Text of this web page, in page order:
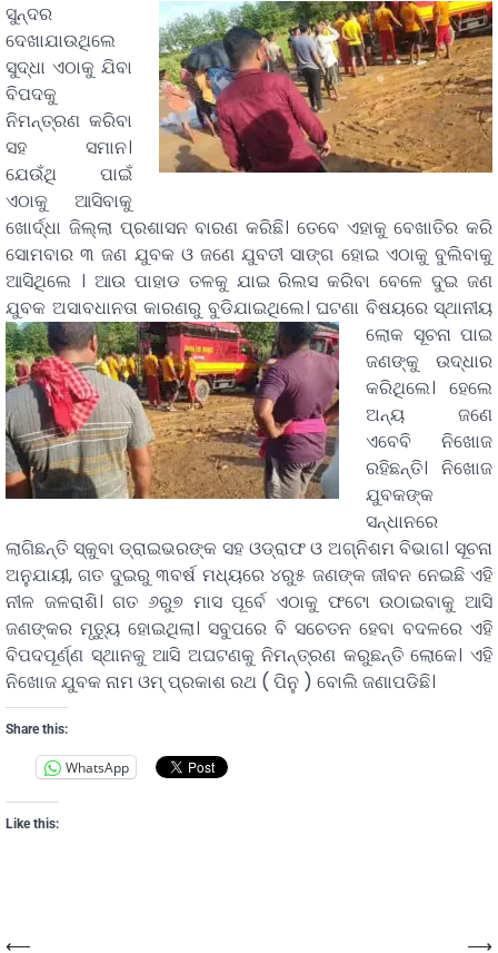
ସୁନ୍ଦର
ଦେଖାଯାଉଥିଲେ
ସୁଦ୍ଧା ଏଠାକୁ ଯିବା
ବିପଦକୁ
ନିମନ୍ତ୍ରଣ କରିବା
ସହ ସମାନ।
ଯେଉଁଥି ପାଇଁ
ଏଠାକୁ ଆସିବାକୁ
ଖୋର୍ଦ୍ଧା ଜିଲ୍ଲା ପ୍ରଶାସନ ବାରଣ କରିଛି। ତେବେ ଏହାକୁ ବେଖାତିର କରି
ସୋମବାର ୩ ଜଣ ଯୁବକ ଓ ଜଣେ ଯୁବତୀ ସାଙ୍ଗ ହୋଇ ଏଠାକୁ ବୁଲିବାକୁ
ଆସିଥିଲେ । ଆଉ ପାହାଡ ତଳକୁ ଯାଇ ରିଲସ କରିବା ବେଳେ ଦୁଇ ଜଣ
ଯୁବକ ଅସାବଧାନତା କାରଣରୁ ବୁଡିଯାଇଥିଲେ। ଘଟଣା ବିଷୟରେ ସ୍ଥାନୀୟ
ଲୋକ ସୂଚନା ପାଇ
ଜଣଙ୍କୁ ଉଦ୍ଧାର
କରିଥିଲେ। ହେଲେ
ଅନ୍ୟ ଜଣେ
ଏବେବି ନିଖୋଜ
ରହିଛନ୍ତି। ନିଖୋଜ
ଯୁବକଙ୍କ
ସନ୍ଧାନରେ
ଲାଗିଛନ୍ତି ସ୍କୁବା ଡ୍ରାଇଭରଙ୍କ ସହ ଓଡ୍ରାଫ ଓ ଅଗ୍ନିଶମ ବିଭାଗ। ସୂଚନା
ଅନୁଯାୟୀ, ଗତ ଦୁଇରୁ ୩ବର୍ଷ ମଧ୍ୟରେ ୪ରୁ୫ ଜଣଙ୍କ ଜୀବନ ନେଇଛି ଏହି
ନୀଳ ଜଳରାଶି। ଗତ ୬ରୁ୭ ମାସ ପୂର୍ବେ ଏଠାକୁ ଫଟୋ ଉଠାଇବାକୁ ଆସି
ଜଣଙ୍କର ମୃତ୍ୟୁ ହୋଇଥିଲା। ସବୁପରେ ବି ସଚେତନ ହେବା ବଦଳରେ ଏହି
ବିପଦପୂର୍ଣ୍ଣ ସ୍ଥାନକୁ ଆସି ଅଘଟଣକୁ ନିମନ୍ତ୍ରଣ କରୁଛନ୍ତି ଲୋକେ। ଏହି
ନିଖୋଜ ଯୁବକ ନାମ ଓମ୍ ପ୍ରକାଶ ରଥ ( ପିନୁ ) ବୋଲି ଜଣାପଡିଛି।
Share this:
WhatsApp
Like this:
⟵
⟶